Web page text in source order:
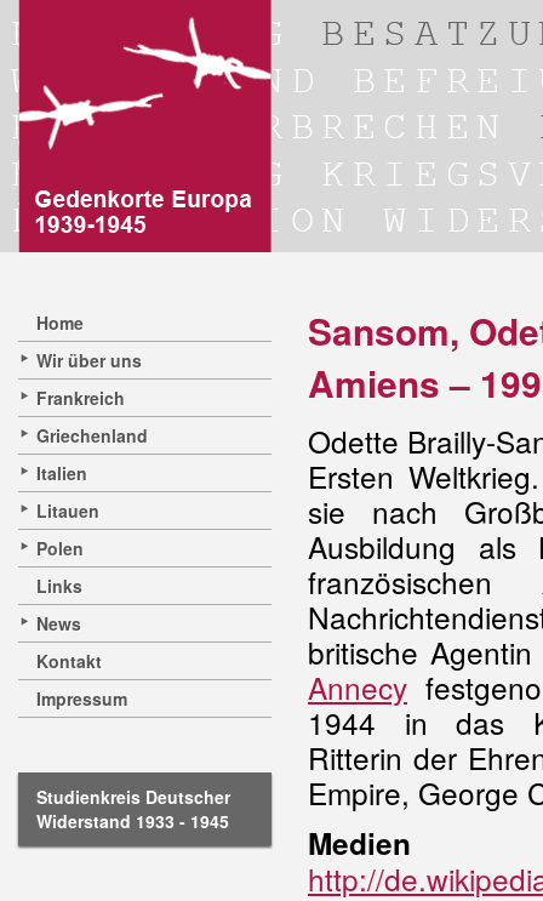
Home
Wir über uns
Frankreich
Griechenland
Italien
Litauen
Polen
Links
News
Kontakt
Impressum
Studienkreis Deutscher
Widerstand 1933 - 1945
Sansom,
Amiens –
Odette Brailly-
Ersten
sie nach
Ausbildung
britische
Annecy
1944 in das
Ritterin der
Empire, George
Medien
http://